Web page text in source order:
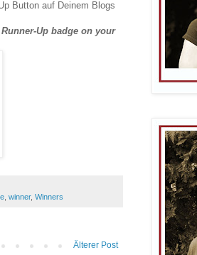
Button auf Deinem Blogs
Up badge on your
winner, Winners
Älterer Post